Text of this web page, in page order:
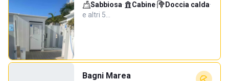
Sabbiosa· Cabine· Doccia calda·
e altri 5…
Bagni Marea